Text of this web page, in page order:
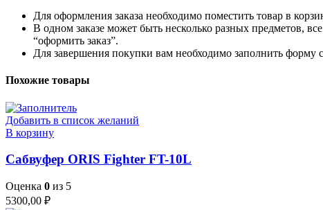
Для оформления заказа необходимо поместить товар в
В одном заказе может быть несколько разных предметов,
“оформить заказ”.
Для завершения покупки вам необходимо заполнить форму
Похожие товары
Добавить в список желаний
В корзину
Сабвуфер ORIS Fighter FT-10L
Оценка 0 из 5
5300,00 ₽